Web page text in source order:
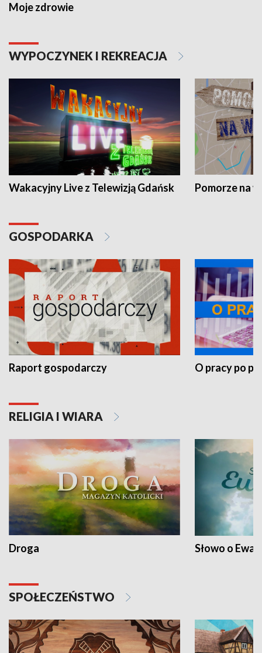
Moje zdrowie
WYPOCZYNEK I REKREACJA
Wakacyjny Live z Telewizją Gdańsk Pomorze na
GOSPODARKA
Raport gospodarczy O pracy po
RELIGIA I WIARA
Droga Słowo o
SPOŁECZEŃSTWO